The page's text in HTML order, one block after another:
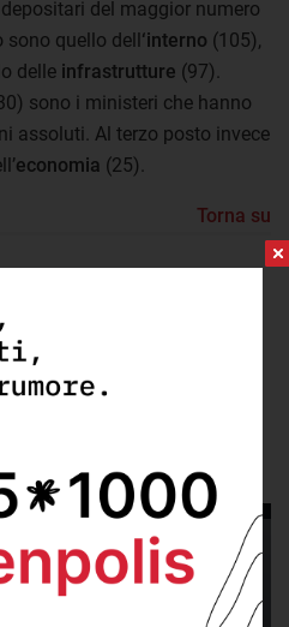
del maggior numero
quello dell‘interno (105),
delle infrastrutture (97).
sono i ministeri che hanno
assoluti. Al terzo posto invece
economia (25).
Torna su
i ministeri
del governo Meloni
agli atti di sindacato
una terza parte. Mostrando il
i
di